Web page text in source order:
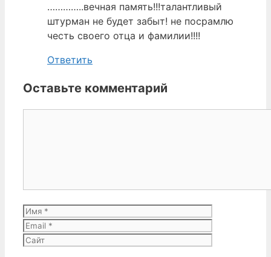
…………..вечная память!!!талантливый
штурман не будет забыт! не посрамлю
честь своего отца и фамилии!!!!
Ответить
Оставьте комментарий
Имя